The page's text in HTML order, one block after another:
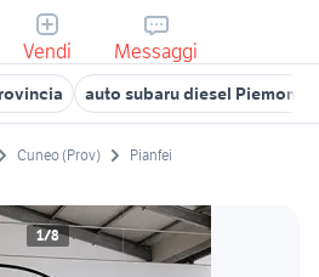
Vendi Messaggi
auto subaru diesel Piemonte
Cuneo (Prov) Pianfei
1/8